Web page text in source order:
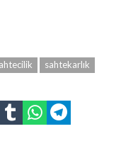
sahtekarlık